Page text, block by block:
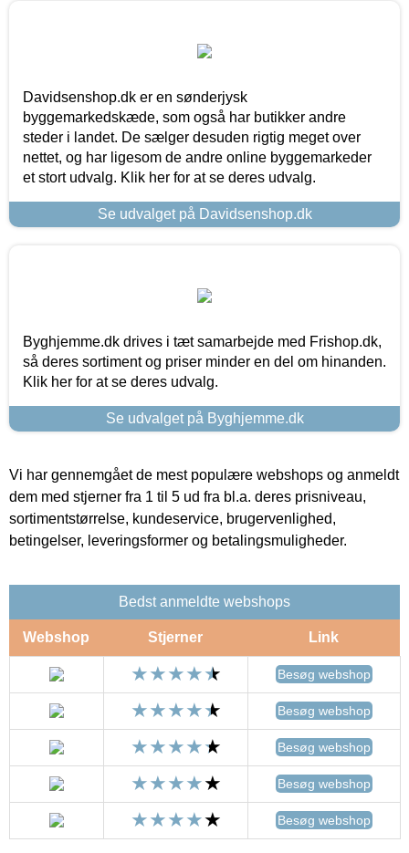
Davidsenshop.dk er en sønderjysk
byggemarkedskæde, som også har butikker andre
steder i landet. De sælger desuden rigtig meget over
nettet, og har ligesom de andre online byggemarkeder
et stort udvalg. Klik her for at se deres udvalg.
Se udvalget på Davidsenshop.dk
Byghjemme.dk drives i tæt samarbejde med Frishop.dk,
så deres sortiment og priser minder en del om hinanden.
Klik her for at se deres udvalg.
Se udvalget på Byghjemme.dk
Vi har gennemgået de mest populære webshops og anmeldt
dem med stjerner fra 1 til 5 ud fra bl.a. deres prisniveau,
sortimentstørrelse, kundeservice, brugervenlighed,
betingelser, leveringsformer og betalingsmuligheder.
Bedst anmeldte webshops
Webshop Stjerner Link
Besøg webshop
Besøg webshop
Besøg webshop
Besøg webshop
Besøg webshop